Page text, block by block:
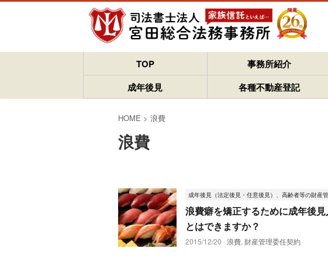
TOP 事務所紹介
成年後見
各種不動産登記
HOME > 浪費
浪費
成年後見（法定後見・任意後見）、高齢者等の財産
浪費癖を矯正するために成年後
とはできますか？
2015/12/20 浪費, 財産管理委任契約